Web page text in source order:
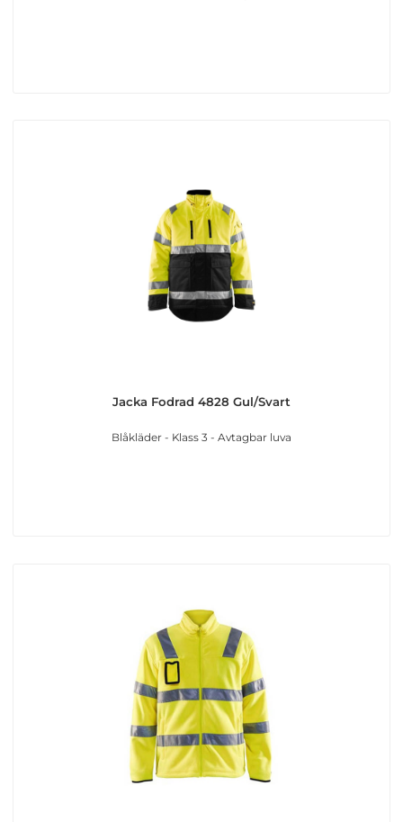
Jacka Fodrad 4828 Gul/Svart
Blåkläder - Klass 3 - Avtagbar luva